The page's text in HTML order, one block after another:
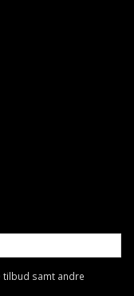
tilbud samt andre